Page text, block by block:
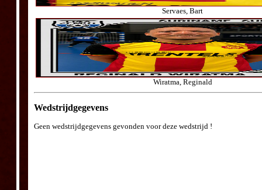
Servaes, Bart
Wiratma, Reginald
Wedstrijdgegevens
Geen wedstrijdgegevens gevonden voor deze wedstrijd !